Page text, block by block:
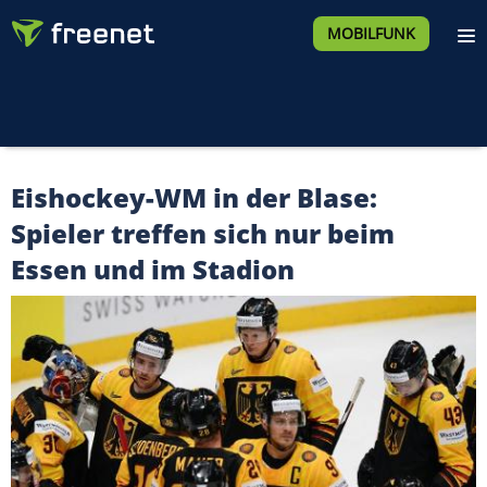
MOBILFUNK
Eishockey-WM in der Blase:
Spieler treffen sich nur beim
Essen und im Stadion